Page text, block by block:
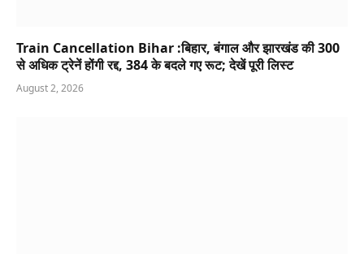
Train Cancellation Bihar :बिहार, बंगाल और झारखंड की 300
से अधिक ट्रेनें होंगी रद्द, 384 के बदले गए रूट; देखें पूरी लिस्ट
August 2, 2026